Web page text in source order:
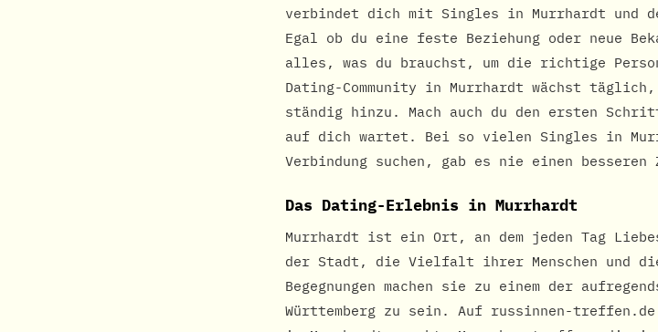
verbindet dich mit Singles in Murrhardt und der
Egal ob du eine feste Beziehung oder neue
alles, was du brauchst, um die richtige
Dating-Community in Murrhardt wächst täglich,
ständig hinzu. Mach auch du den ersten
auf dich wartet. Bei so vielen Singles in
Verbindung suchen, gab es nie einen
Das Dating-Erlebnis in Murrhardt
Murrhardt ist ein Ort, an dem jeden Tag
der Stadt, die Vielfalt ihrer Menschen und
Begegnungen machen sie zu einem der
Württemberg zu sein. Auf russinnen-